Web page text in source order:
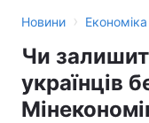
Новини › Економіка
Чи
українців